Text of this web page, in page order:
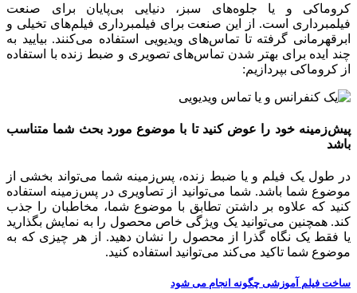
کروماکی و یا جلوه‌های سبز، دنیایی بی‌پایان برای صنعت
فیلمبرداری است. از این صنعت برای فیلمبرداری فیلم‌های تخیلی و
ابرقهرمانی گرفته تا تماس‌های ویدیویی استفاده می‌کنند. بیایید به
چند ایده برای بهتر شدن تماس‌های تصویری و ضبط زنده با استفاده
از کروماکی بپردازیم:
پیش‌زمینه خود را عوض کنید تا با موضوع مورد بحث شما متناسب
باشد
در طول یک فیلم و یا ضبط زنده، پس‌زمینه شما می‌تواند بخشی از
موضوع شما باشد. شما می‌توانید از تصاویری در پس‌زمینه استفاده
کنید که علاوه بر داشتن تطابق با موضوع شما، مخاطبان را جذب
کند. همچنین می‌توانید یک ویژگی خاص محصول را به نمایش بگذارید
یا فقط یک نگاه گذرا از محصول را نشان دهید. از هر چیزی که به
موضوع شما تاکید می‌کند می‌توانید استفاده کنید.
ساخت فیلم آموزشی چگونه انجام می شود